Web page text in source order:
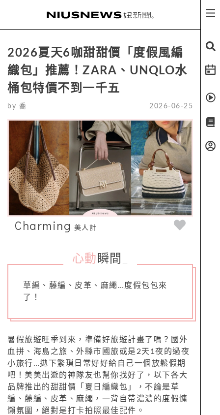
2026夏天6咖甜甜價「度假風編
織包」推薦！ZARA、UNQLO水
桶包特價不到一千五
by 喬 2026-06-25
Charming 美人計
心動 瞬間
草編、藤編、皮革、麻繩…度假包包來
了！
暑假旅遊旺季到來，準備好旅遊計畫了嗎？國外
血拼、海島之旅、外縣市國旅或是2天1夜的過夜
小旅行…拋下繁瑣日常好好給自己一個放鬆假期
吧！美美出遊的神隊友也幫你找好了，以下各大
品牌推出的甜甜價「夏日編織包」，不論是草
編、藤編、皮革、麻繩，一背自帶濃濃的度假慵
懶氛圍，絕對是打卡拍照最佳配件。